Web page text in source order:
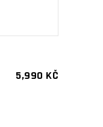
5,990 KČ